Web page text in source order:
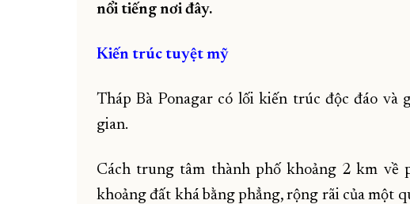
nổi tiếng nơi đây.
Kiến trúc tuyệt mỹ
Tháp Bà Ponagar có lối kiến trúc độc đáo và
gian.
Cách trung tâm thành phố khoảng 2 km về
khoảng đất khá bằng phẳng, rộng rãi của một